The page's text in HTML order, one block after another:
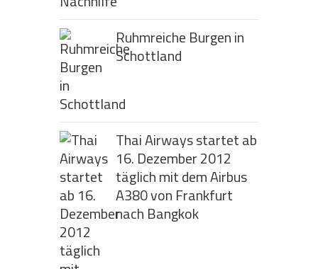
Ruhmreiche Burgen in
Schottland
Thai Airways startet ab
16. Dezember 2012
täglich mit dem Airbus
A380 von Frankfurt
nach Bangkok